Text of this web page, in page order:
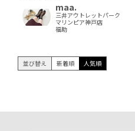
maa.
三井アウトレットパーク
マリンピア神戸店
福助
並び替え 新着順 人気順